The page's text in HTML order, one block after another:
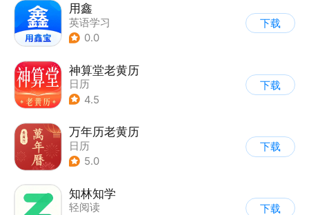
用鑫
英语学习
0.0
下载
神算堂老黄历
日历
4.5
下载
万年历老黄历
日历
5.0
下载
知林知学
轻阅读
下载